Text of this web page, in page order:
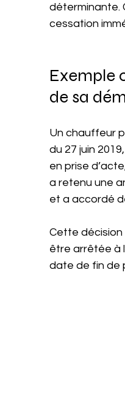
déterminante.
cessation
Exemple
de sa
Un chauffeur
du 27 juin
en prise
a retenu une
et a accordé
Cette décision
être arrêtée à
date de fin de